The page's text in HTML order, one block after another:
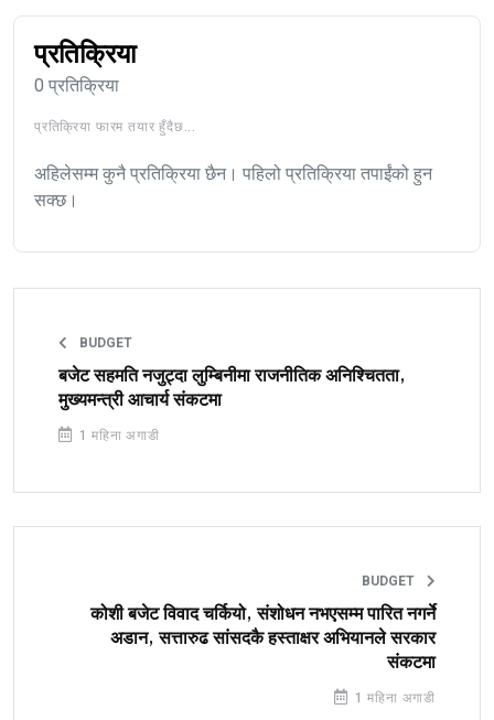
प्रतिक्रिया
0 प्रतिक्रिया
प्रतिक्रिया फारम तयार हुँदैछ...
अहिलेसम्म कुनै प्रतिक्रिया छैन। पहिलो प्रतिक्रिया तपाईंको हुन
सक्छ।
BUDGET
बजेट सहमति नजुट्दा लुम्बिनीमा राजनीतिक अनिश्चितता,
मुख्यमन्त्री आचार्य संकटमा
1 महिना अगाडी
BUDGET
कोशी बजेट विवाद चर्कियो, संशोधन नभएसम्म पारित नगर्ने
अडान, सत्तारुढ सांसदकै हस्ताक्षर अभियानले सरकार
संकटमा
1 महिना अगाडी